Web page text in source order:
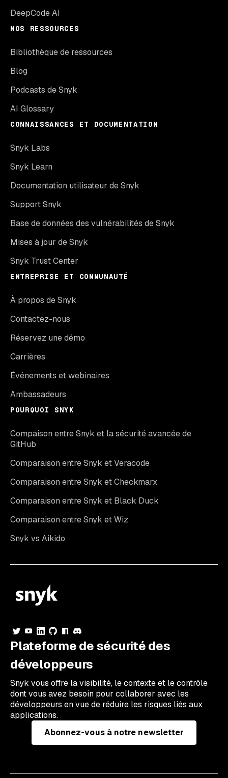
DeepCode AI
NOS RESSOURCES
Bibliothèque de ressources
Blog
Podcasts de Snyk
AI Glossary
CONNAISSANCES ET DOCUMENTATION
Snyk Labs
Snyk Learn
Documentation utilisateur de Snyk
Support Snyk
Base de données des vulnérabilités de Snyk
Mises à jour de Snyk
Snyk Trust Center
ENTREPRISE ET COMMUNAUTÉ
À propos de Snyk
Contactez-nous
Réservez une démo
Carrières
Événements et webinaires
Ambassadeurs
POURQUOI SNYK
Compaison entre Snyk et la sécurité avancée de
GitHub
Comparaison entre Snyk et Veracode
Comparaison entre Snyk et Checkmarx
Comparaison entre Snyk et Black Duck
Comparaison entre Snyk et Wiz
Snyk vs Aikido
Plateforme de sécurité des
développeurs
Snyk vous offre la visibilité, le contexte et le contrôle
dont vous avez besoin pour collaborer avec les
développeurs en vue de réduire les risques liés aux
applications.
Abonnez-vous à notre newsletter